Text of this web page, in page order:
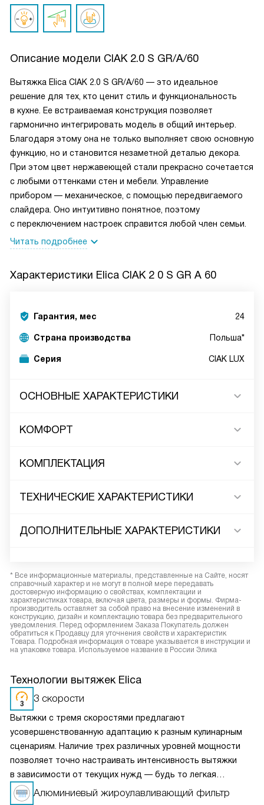
Описание модели CIAK 2.0 S GR/A/60
Вытяжка Elica CIAK 2.0 S GR/A/60 — это идеальное
решение для тех, кто ценит стиль и функциональность
в кухне. Ее встраиваемая конструкция позволяет
гармонично интегрировать модель в общий интерьер.
Благодаря этому она не только выполняет свою основную
функцию, но и становится незаметной деталью декора.
При этом цвет нержавеющей стали прекрасно сочетается
с любыми оттенками стен и мебели. Управление
прибором — механическое, с помощью передвигаемого
слайдера. Оно интуитивно понятное, поэтому
с переключением настроек справится любой член семьи.
Читать подробнее
Характеристики Elica CIAK 2 0 S GR A 60
Гарантия, мес 24
Страна производства Польша*
Серия CIAK LUX
ОСНОВНЫЕ ХАРАКТЕРИСТИКИ
КОМФОРТ
КОМПЛЕКТАЦИЯ
ТЕХНИЧЕСКИЕ ХАРАКТЕРИСТИКИ
ДОПОЛНИТЕЛЬНЫЕ ХАРАКТЕРИСТИКИ
* Все информационные материалы, представленные на Сайте, носят
справочный характер и не могут в полной мере передавать
достоверную информацию о свойствах, комплектации и
характеристиках товара, включая цвета, размеры и формы. Фирма-
производитель оставляет за собой право на внесение изменений в
конструкцию, дизайн и комплектацию товара без предварительного
уведомления. Перед оформлением Заказа Покупатель должен
обратиться к Продавцу для уточнения свойств и характеристик
Товара. Подробная информация о товаре указывается в инструкции и
на упаковке товара. Используемое название в России Элика
Технологии вытяжек Elica
3 скорости
Вытяжки с тремя скоростями предлагают
усовершенствованную адаптацию к разным кулинарным
сценариям. Наличие трех различных уровней мощности
позволяет точно настраивать интенсивность вытяжки
в зависимости от текущих нужд — будь то легкая
вентиляция при медленном приготовлении или мощное
удаление пара и запахов при интенсивной жарке. Это
Алюминиевый жироулавливающий фильтр